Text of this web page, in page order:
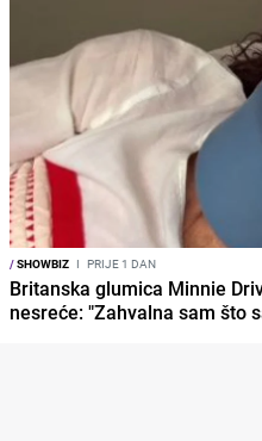
/SHOWBIZ I PRIJE 1 DAN
Britanska glumica Minnie
nesreće: "Zahvalna sam što